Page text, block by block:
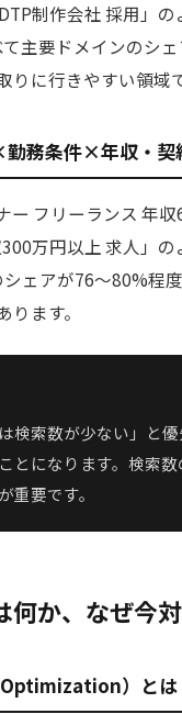
制作会社 採用」
主要ドメインのシ
に行きやすい領域で
務条件×年収・契
ー フリーランス 年
万円以上 求人」
ェアが76〜80%程
ます。
検索数が少ない」と
とになります。検索
重要です。
何か、なぜ今
）とは